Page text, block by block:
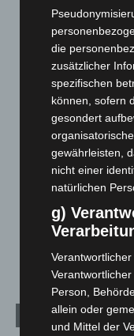
Hannover: Erste
entdeckt
7. August 2026
Brand im „Haus der
eingedämmt
6. August 2026
Region Hannover:
Roten Kreuz
5. August 2026
Mann läuft mit
Zeugen
5. August 2026
Kategorien
die
zusätzlicher
spezifischen
können, sofern
gesondert
gewährleisten,
nicht einer
natürlichen
g)
Person,
allein oder
und Mittel der